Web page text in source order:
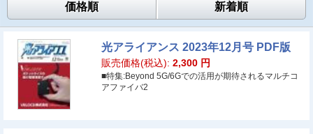
価格順 新着順
光アライアンス 2023年12月号 PDF版
販売価格(税込): 2,300 円
■特集:Beyond 5G/6Gでの活用が期待されるマルチコ
アファイバ2